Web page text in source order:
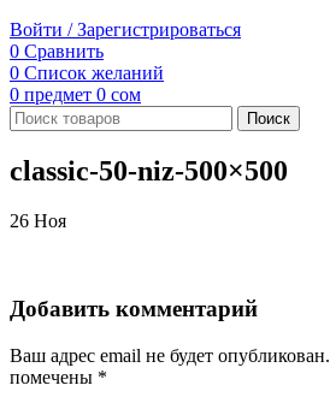
Войти / Зарегистрироваться
0 Сравнить
0 Список желаний
0 предмет 0 сом
Поиск
classic-50-niz-500×500
26 Ноя
Добавить комментарий
Ваш адрес email не будет опубликован.
помечены *